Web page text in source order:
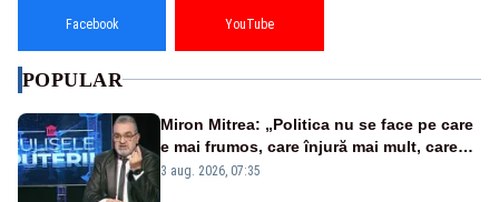
Facebook YouTube
POPULAR
Miron Mitrea: „Politica nu se face pe care
e mai frumos, care înjură mai mult, care
țipă mai tare, ci pe proiecte”
3 aug. 2026, 07:35